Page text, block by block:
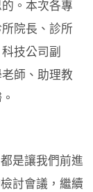
。本次各專
院長、診所
技公司副
師、助理教
是讓我們前進
討會議，繼續